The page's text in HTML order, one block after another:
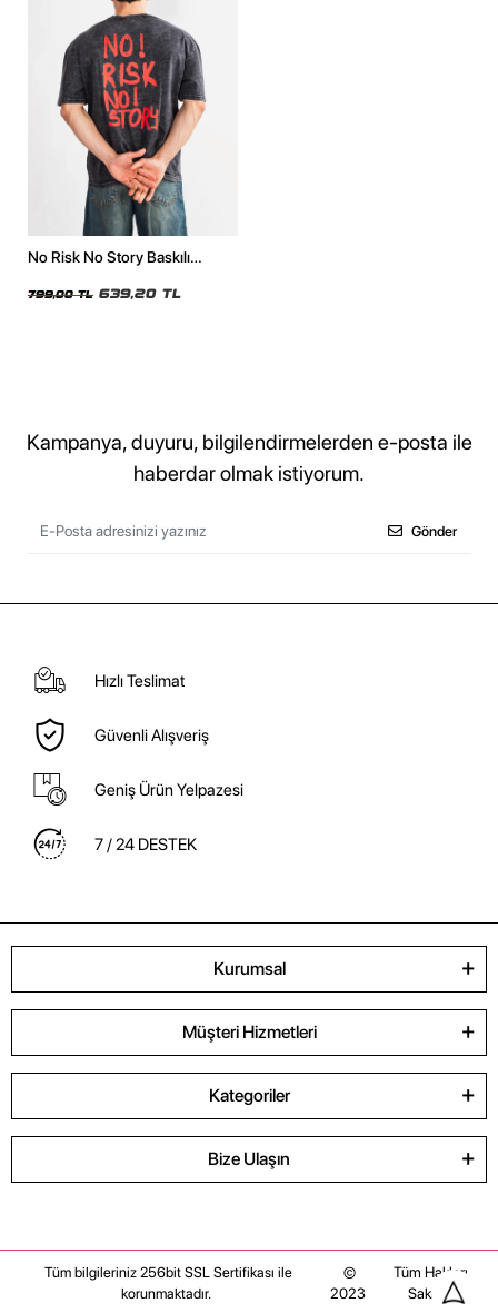
No Risk No Story Baskılı
Tshirt
799,00 TL 639,20 TL
Kampanya, duyuru, bilgilendirmelerden e-posta ile
haberdar olmak istiyorum.
Gönder
Hızlı Teslimat
Güvenli Alışveriş
Geniş Ürün Yelpazesi
7 / 24 DESTEK
Kurumsal
Müşteri Hizmetleri
Kategoriler
Bize Ulaşın
Tüm bilgileriniz 256bit SSL Sertifikası ile
korunmaktadır.
©
2023
Tüm Hakları
Saklıdır